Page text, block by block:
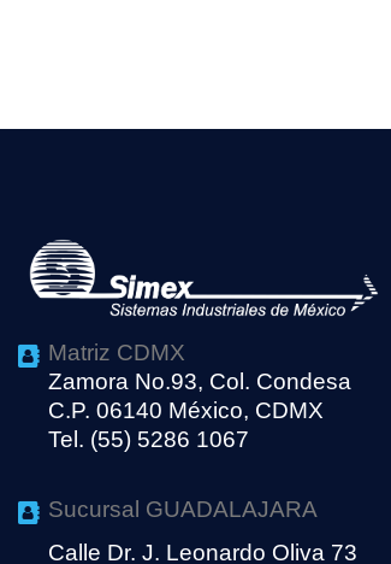
Matriz CDMX
Zamora No.93, Col. Condesa
C.P. 06140 México, CDMX
Tel. (55) 5286 1067
Sucursal GUADALAJARA
Calle Dr. J. Leonardo Oliva 73